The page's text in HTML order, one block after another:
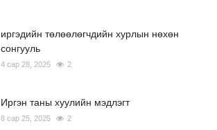
иргэдийн төлөөлөгчдийн хурлын нөхөн
сонгууль
4 сар 28, 2025 2
Иргэн таны хуулийн мэдлэгт
8 сар 25, 2025 2